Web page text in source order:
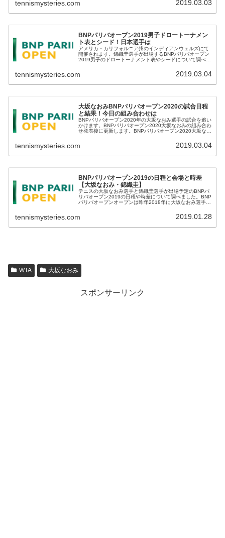
tennismysteries.com 2019.03.03
BNPパリバオープン2019男子ドロートーナメン
ト表とシード！日本選手は
アメリカ・カリフォルニア州のインディアンウェルズにて
開催されます。錦織圭選手が出場するBNPパリバオープン
2019男子のドロートーナメント表やシードについて調べま
tennismysteries.com 2019.03.04
大坂なおみBNPパリバオープン2020の試合日程
と結果！今日の組み合わせは
BNPパリバオープン2020年の大坂なおみ選手の試合を追い
かけます。BNPパリバオープン2020大坂なおみの組み合わ
せ発表後に更新します。BNPパリバオープン2020大坂なお
tennismysteries.com 2019.03.04
BNPパリバオープン2019の日程と会場と時差
【大坂なおみ・錦織圭】
テニスの大坂なおみ選手と錦織圭選手が出場予定のBNPパ
リバオープン2019の日程や時差について調べました。BNP
パリバオープンオープンは昨年2018年に大坂なおみ選手が
tennismysteries.com 2019.01.28
WTA 大坂なおみ
スポンサーリンク